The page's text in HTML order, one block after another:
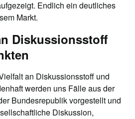
Endlich ein deutliches
Markt.
Diskussionsstoff
an Diskussionsstoff und
werden uns Fälle aus der
Bundesrepublik vorgestellt und
Diskussion,